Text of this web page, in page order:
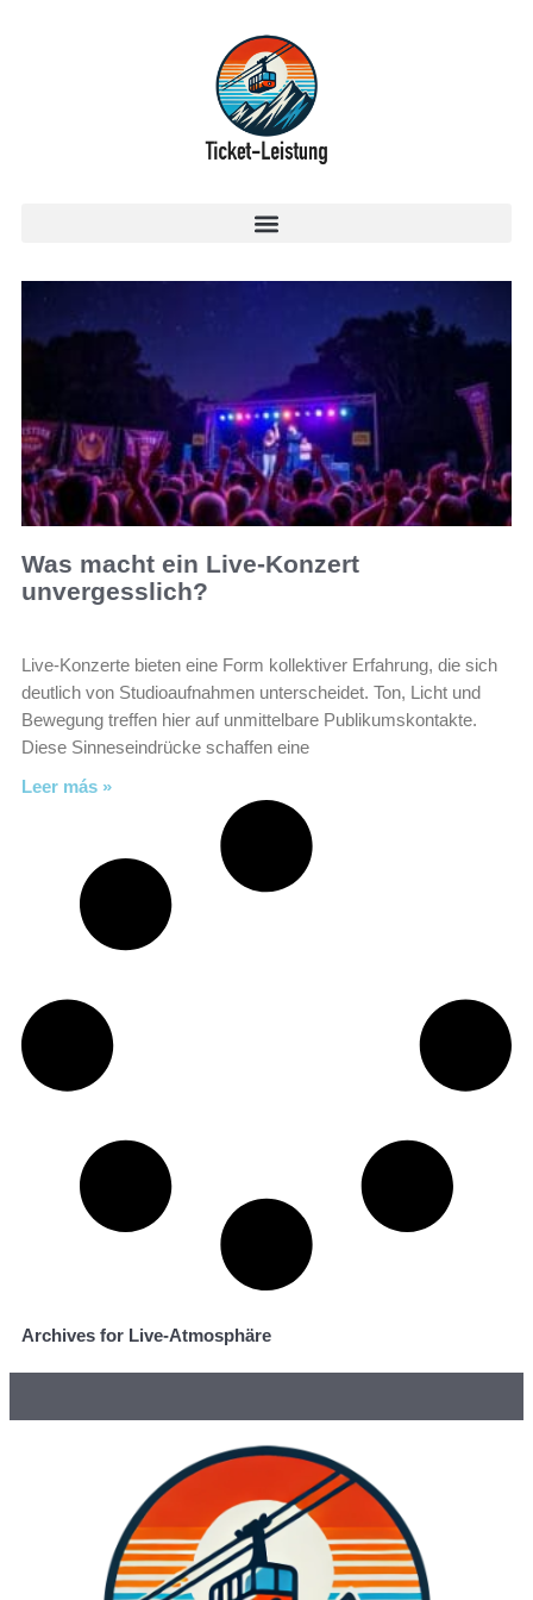
Was macht ein Live-Konzert
unvergesslich?
Live-Konzerte bieten eine Form kollektiver Erfahrung, die sich
deutlich von Studioaufnahmen unterscheidet. Ton, Licht und
Bewegung treffen hier auf unmittelbare Publikumskontakte.
Diese Sinneseindrücke schaffen eine
Leer más »
Archives for Live-Atmosphäre